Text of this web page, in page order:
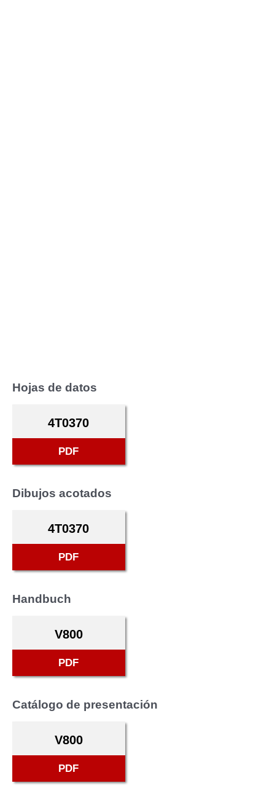
Hojas de datos
4T0370
PDF
Dibujos acotados
4T0370
PDF
Handbuch
V800
PDF
Catálogo de presentación
V800
PDF